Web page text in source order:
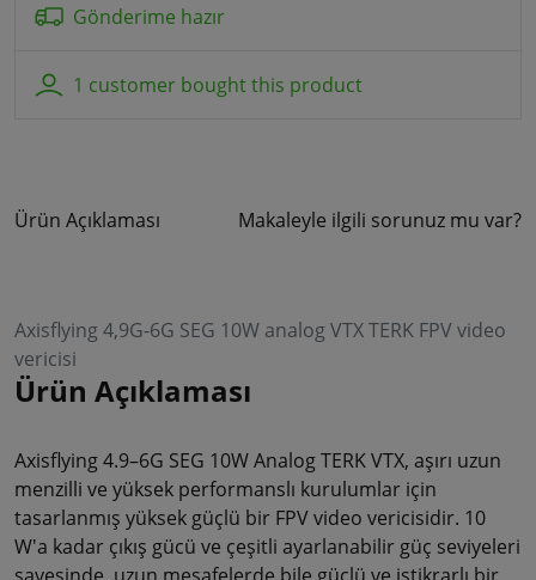
Gönderime hazır
1 customer bought this product
Ürün Açıklaması Makaleyle ilgili sorunuz mu var?
Axisflying 4,9G-6G SEG 10W analog VTX TERK FPV video
vericisi
Ürün Açıklaması
Axisflying 4.9–6G SEG 10W Analog TERK VTX, aşırı uzun
menzilli ve yüksek performanslı kurulumlar için
tasarlanmış yüksek güçlü bir FPV video vericisidir. 10
W'a kadar çıkış gücü ve çeşitli ayarlanabilir güç seviyeleri